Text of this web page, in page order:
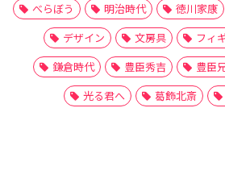
べらぼう
明治時代 徳川家康
デザイン
文房具 フィ
鎌倉時代
豊臣秀吉 豊臣
光る君へ
葛飾北斎